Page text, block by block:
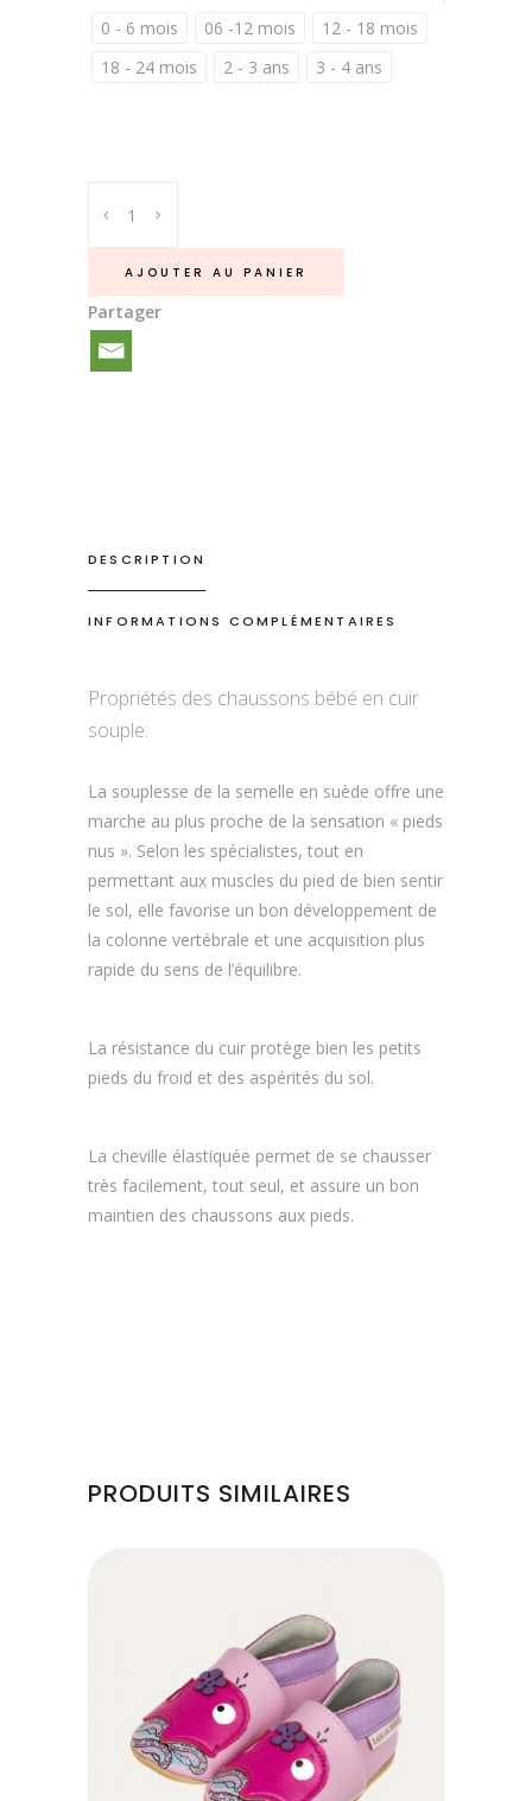
0 - 6 mois
06 -12 mois
12 - 18 mois
18 - 24 mois
2 - 3 ans 3 - 4 ans
bébé
Panda
quantité
AJOUTER AU PANIER
Partager
DESCRIPTION
INFORMATIONS COMPLÉMENTAIRES
Propriétés des chaussons bébé en cuir
souple:
La souplesse de la semelle en suède offre une
marche au plus proche de la sensation « pieds
nus ». Selon les spécialistes, tout en
permettant aux muscles du pied de bien sentir
le sol, elle favorise un bon développement de
la colonne vertébrale et une acquisition plus
rapide du sens de l’équilibre.
La résistance du cuir protège bien les petits
pieds du froid et des aspérités du sol.
La cheville élastiquée permet de se chausser
très facilement, tout seul, et assure un bon
maintien des chaussons aux pieds.
PRODUITS SIMILAIRES
Ce
produit
a